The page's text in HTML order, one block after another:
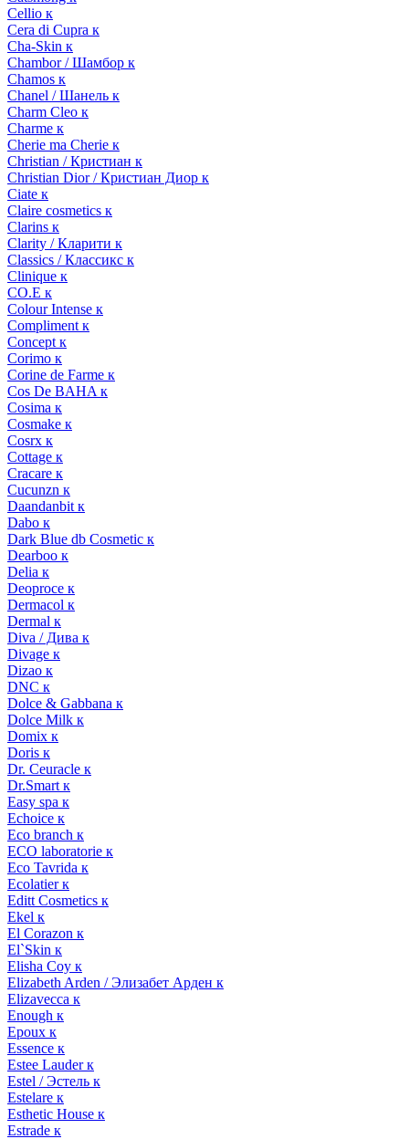
Cellio к
Cera di Cupra к
Cha-Skin к
Chambor / Шамбор к
Chamos к
Chanel / Шанель к
Charm Cleo к
Charme к
Cherie ma Cherie к
Christian / Кристиан к
Christian Dior / Кристиан Диор к
Ciate к
Claire cosmetics к
Clarins к
Clarity / Кларити к
Classics / Классикс к
Clinique к
CO.E к
Colour Intense к
Compliment к
Concept к
Corimo к
Corine de Farme к
Cos De BAHA к
Cosima к
Cosmake к
Cosrx к
Cottage к
Cracare к
Cucunzn к
Daandanbit к
Dabo к
Dark Blue db Cosmetic к
Dearboo к
Delia к
Deoproce к
Dermacol к
Dermal к
Diva / Дива к
Divage к
Dizao к
DNC к
Dolce & Gabbana к
Dolce Milk к
Domix к
Doris к
Dr. Ceuracle к
Dr.Smart к
Easy spa к
Echoice к
Eco branch к
ECO laboratorie к
Eco Tavrida к
Ecolatier к
Editt Cosmetics к
Ekel к
El Corazon к
El`Skin к
Elisha Coy к
Elizabeth Arden / Элизабет Арден к
Elizavecca к
Enough к
Epoux к
Essence к
Estee Lauder к
Estel / Эстель к
Estelare к
Esthetic House к
Estrade к